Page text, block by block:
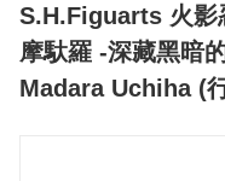
S.H.Figuarts 火影
摩馱羅 -深藏黑暗
Madara Uchiha (